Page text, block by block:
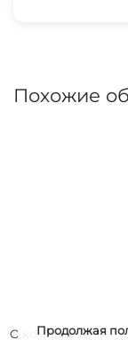
Похожие
Продолжая
О компании